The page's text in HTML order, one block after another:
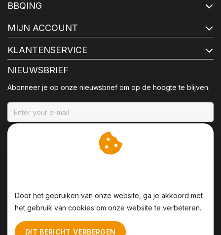
BBQING
MIJN ACCOUNT
KLANTENSERVICE
NIEUWSBRIEF
Abonneer je op onze nieuwsbrief om op de hoogte te blijven.
Algemene voorwaarden | Disclaimer
Door het gebruiken van onze website, ga je akkoord met
het gebruik van cookies om onze website te verbeteren.
DIT BERICHT VERBERGEN